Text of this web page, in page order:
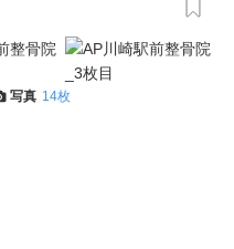
写真 14枚